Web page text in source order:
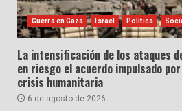
Guerra en Gaza Israel Política
La intensificación de los ataques
en riesgo el acuerdo impulsado
crisis humanitaria
6 de agosto de 2026